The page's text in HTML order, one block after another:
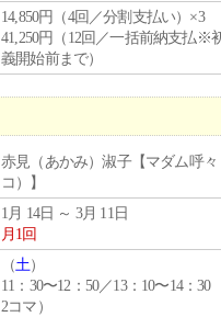
14,850円（4回／分割支払い）×3
41,250円（12回／一括前納支払※
義開始前まで）
赤見（あかみ）淑子【マダム呼々
コ）】
1月 14日 ～ 3月 11日
月1回
（土）
11：30〜12：50／13：10〜14：30
2コマ）